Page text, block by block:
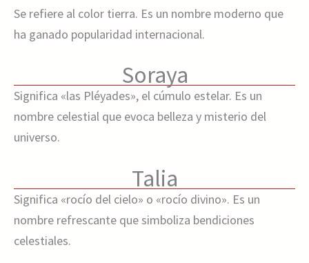
Se refiere al color tierra. Es un nombre moderno que
ha ganado popularidad internacional.
Soraya
Significa «las Pléyades», el cúmulo estelar. Es un
nombre celestial que evoca belleza y misterio del
universo.
Talia
Significa «rocío del cielo» o «rocío divino». Es un
nombre refrescante que simboliza bendiciones
celestiales.